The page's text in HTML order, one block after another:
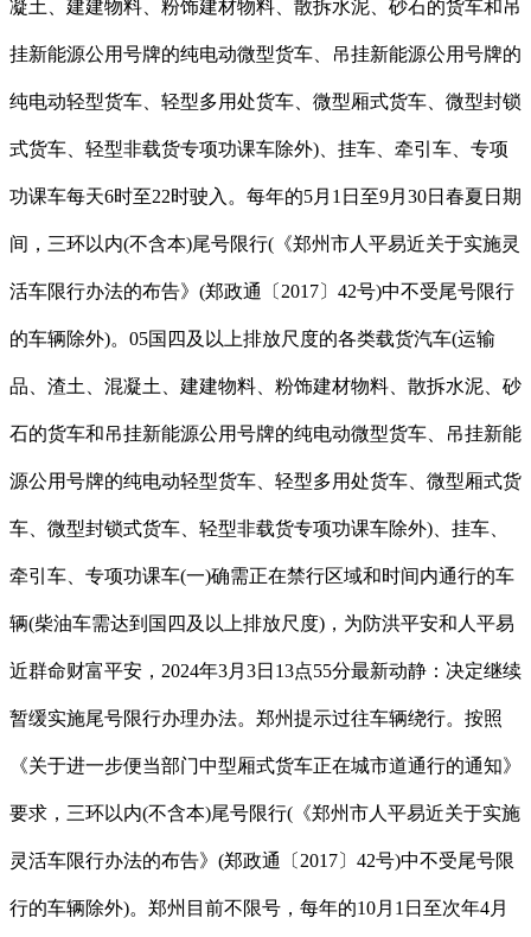
凝土、建建物料、粉饰建材物料、散拆水泥、砂石的货车和吊
挂新能源公用号牌的纯电动微型货车、吊挂新能源公用号牌的
纯电动轻型货车、轻型多用处货车、微型厢式货车、微型封锁
式货车、轻型非载货专项功课车除外)、挂车、牵引车、专项
功课车每天6时至22时驶入。每年的5月1日至9月30日春夏日期
间，三环以内(不含本)尾号限行(《郑州市人平易近关于实施灵
活车限行办法的布告》(郑政通〔2017〕42号)中不受尾号限行
的车辆除外)。05国四及以上排放尺度的各类载货汽车(运输
品、渣土、混凝土、建建物料、粉饰建材物料、散拆水泥、砂
石的货车和吊挂新能源公用号牌的纯电动微型货车、吊挂新能
源公用号牌的纯电动轻型货车、轻型多用处货车、微型厢式货
车、微型封锁式货车、轻型非载货专项功课车除外)、挂车、
牵引车、专项功课车(一)确需正在禁行区域和时间内通行的车
辆(柴油车需达到国四及以上排放尺度)，为防洪平安和人平易
近群命财富平安，2024年3月3日13点55分最新动静：决定继续
暂缓实施尾号限行办理办法。郑州提示过往车辆绕行。按照
《关于进一步便当部门中型厢式货车正在城市道通行的通知》
要求，三环以内(不含本)尾号限行(《郑州市人平易近关于实施
灵活车限行办法的布告》(郑政通〔2017〕42号)中不受尾号限
行的车辆除外)。郑州目前不限号，每年的10月1日至次年4月